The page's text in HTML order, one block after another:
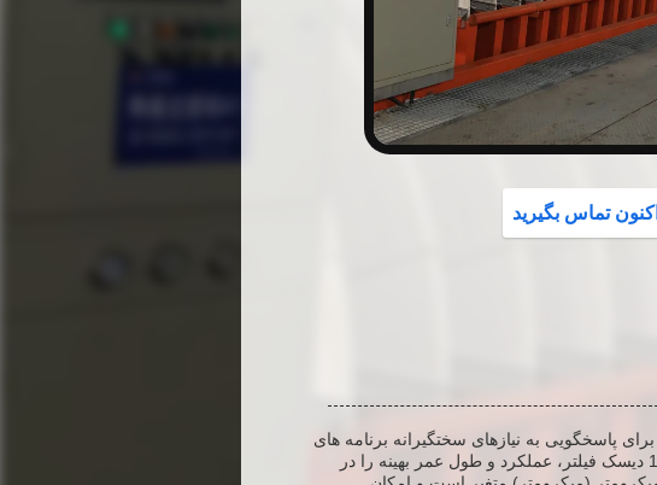
اکنون تماس بگیرید
پاسخگویی به نیازهای سختگیرانه برنامه های
صنعتی مختلف طراحی شده است. این فیلتر با پیکربندی قوی با 108 دیسک فیلتر، عملکرد و طول عمر بهینه را در